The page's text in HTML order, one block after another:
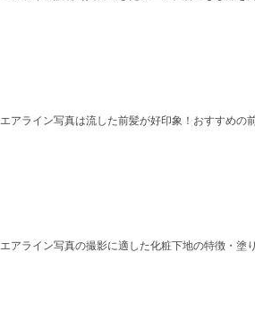
エアライン写真は流した前髪が好印象！おすすめの
エアライン写真の撮影に適した化粧下地の特徴・塗